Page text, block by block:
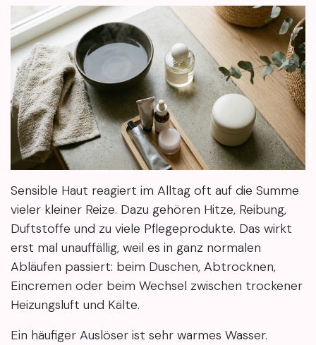
Sensible Haut reagiert im Alltag oft auf die Summe
vieler kleiner Reize. Dazu gehören Hitze, Reibung,
Duftstoffe und zu viele Pflegeprodukte. Das wirkt
erst mal unauffällig, weil es in ganz normalen
Abläufen passiert: beim Duschen, Abtrocknen,
Eincremen oder beim Wechsel zwischen trockener
Heizungsluft und Kälte.
Ein häufiger Auslöser ist sehr warmes Wasser.